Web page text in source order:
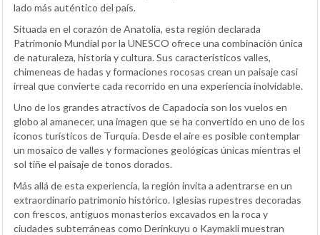
lado más auténtico del país.
Situada en el corazón de Anatolia, esta región declarada
Patrimonio Mundial por la UNESCO ofrece una combinación única
de naturaleza, historia y cultura. Sus característicos valles,
chimeneas de hadas y formaciones rocosas crean un paisaje casi
irreal que convierte cada recorrido en una experiencia inolvidable.
Uno de los grandes atractivos de Capadocia son los vuelos en
globo al amanecer, una imagen que se ha convertido en uno de los
iconos turísticos de Turquía. Desde el aire es posible contemplar
un mosaico de valles y formaciones geológicas únicas mientras el
sol tiñe el paisaje de tonos dorados.
Más allá de esta experiencia, la región invita a adentrarse en un
extraordinario patrimonio histórico. Iglesias rupestres decoradas
con frescos, antiguos monasterios excavados en la roca y
ciudades subterráneas como Derinkuyu o Kaymakli muestran